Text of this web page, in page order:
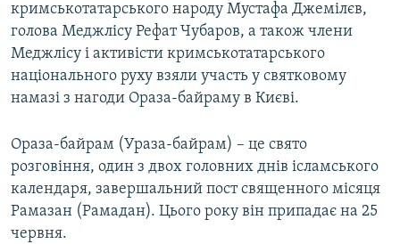
кримськотатарського народу Мустафа Джемілєв,
голова Меджлісу Рефат Чубаров, а також члени
Меджлісу і активісти кримськотатарського
національного руху взяли участь у святковому
намазі з нагоди Ораза-байраму в Києві.
Ораза-байрам (Ураза-байрам) – це свято
розговіння, один з двох головних днів ісламського
календаря, завершальний пост священного місяця
Рамазан (Рамадан). Цього року він припадає на 25
червня.